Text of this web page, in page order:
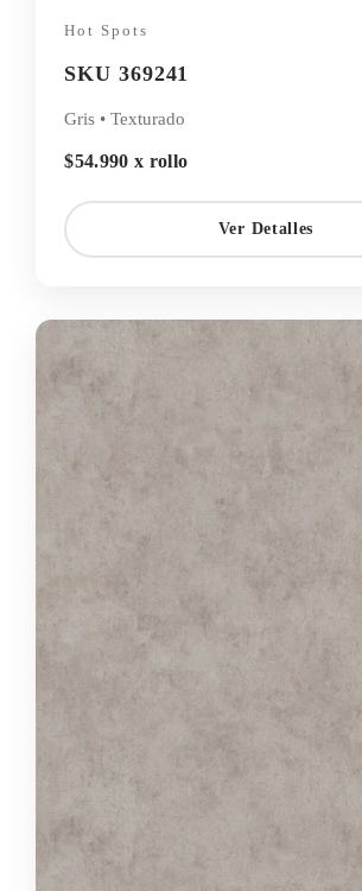
Hot Spots
SKU 369241
Gris • Texturado
$54.990 x rollo
Ver Detalles